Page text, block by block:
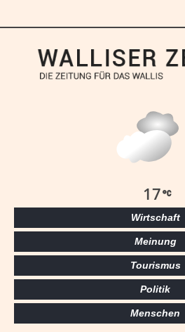
17
Wirtschaft
Meinung
Tourismus
Politik
Menschen